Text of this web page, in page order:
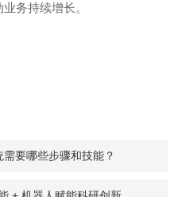
务持续增长。
要哪些步骤和技能？